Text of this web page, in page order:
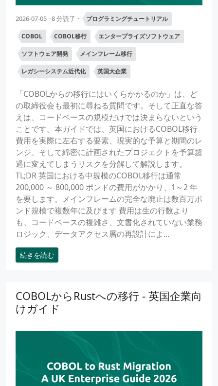
2026-07-05 8 分読了 プログラミングチュートリアル
COBOL COBOL移行 エンタープライズソフトウェア
ソフトウェア開発 メインフレーム移行
レガシーシステム近代化 英国大企業
「COBOLからの移行にはいくらかかるのか」は、ど
の取締役会も最初に尋ねる質問です。そして正直な答
えは、コードベースの規模だけでは決まらないという
ことです。本ガイドでは、英国におけるCOBOL移行
費用を実際に左右する要素、現実的な予算と期間のレ
ンジ、そして綿密に計画されたプロジェクトを予算超
過に変えてしまうリスクを分解して解説します。
TL;DR 英国における中規模のCOBOL移行は通常
200,000 ～ 800,000 ポンドの費用がかかり、1～2 年
を要します。メインフレームの完全な廃止は数百万ポ
ンド規模で複数年に及びます 費用は生の行数より
も、コードベースの複雑さ、文書化されていない業務
ロジック、データアクセス層の再設計によ...
続きを読む
COBOLからRustへの移行 - 英国企業向
けガイド